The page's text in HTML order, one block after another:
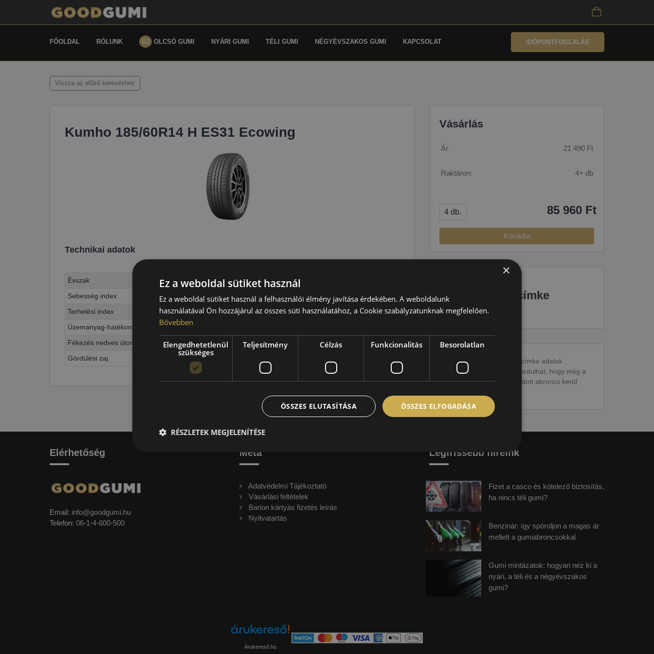
FŐOLDAL RÓLUNK ÚJ OLCSÓ GUMI NYÁRI GUMI TÉLI GUMI NÉGYÉVSZAKOS GUMI KAPCSOLAT IDŐPONTFOGLALÁS
Vissza az előző kereséshez
Kumho 185/60R14 H ES31 Ecowing
Technikai adatok
Évszak
Nyári
Sebesség index
H=210 km/h
Terhelési index
82=475kg
Üzemanyag-hatékonyság
Fékezés nedves úton
Gördülési zaj
Vásárlás
Ár 21 490 Ft
Raktáron: 4+ db
85 960 Ft
Kosárba
EU-s abroncscímke
Figyelem a feltüntetett címke adatok
tájékoztató jellegűek. Előfordulhat, hogy még a
korábbi EU-s címkével ellátott abroncs kerül
Elérhetőség
Email: info@goodgumi.hu
Telefon: 06-1-4-600-500
Meta
Adatvédelmi Tájékoztató
Vásárlási feltételek
Barion kártyás fizetés leírás
Nyitvatartás
Legfrissebb híreink
Fizet a casco és kötelező biztosítás,
ha nincs téli gumi?
Benzinár: így spóroljon a magas ár
mellett a gumiabroncsokkal
Gumi mintázatok: hogyan néz ki a
nyári, a téli és a négyévszakos
gumi?
Árukereső.hu
×
Ez a weboldal sütiket használ
Ez a weboldal sütiket használ a felhasználói élmény javítása érdekében. A weboldalunk
használatával Ön hozzájárul az összes süti használatához, a Cookie szabályzatunknak megfelelően.
Bővebben
Elengedhetetlenül
szükséges
Teljesítmény Célzás Funkcionalitás Besorolatlan
ÖSSZES ELFOGADÁSA
ÖSSZES ELUTASÍTÁSA
RÉSZLETEK MEGJELENÍTÉSE